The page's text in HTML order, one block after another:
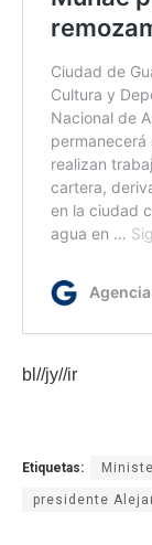
bl//jy//ir
Etiquetas:
presidente